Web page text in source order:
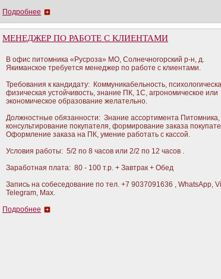
Подробнее
МЕНЕДЖЕР ПО РАБОТЕ С КЛИЕНТАМИ
В офис питомника «Русроза» МО, Солнечногорский р-н, д.
Якиманское требуется менеджер по работе с клиентами.
Требования к кандидату: Коммуникабельность,
физическая устойчивость, знание ПК, 1С, агрономическое или
экономическое образование желательно.
Должностные обязанности: Знание ассортимента Питомника,
консультирование покупателя, формирование заказа
Оформление заказа на ПК, умение работать с кассой.
Условия работы: 5/2 по 8 часов или 2/2 по 12 часов .
Заработная плата: 80 - 100 т.р. + Завтрак + Обед
Запись на собеседование по тел. +7 9037091636 , WhatsApp,
Telegram, Max.
Подробнее